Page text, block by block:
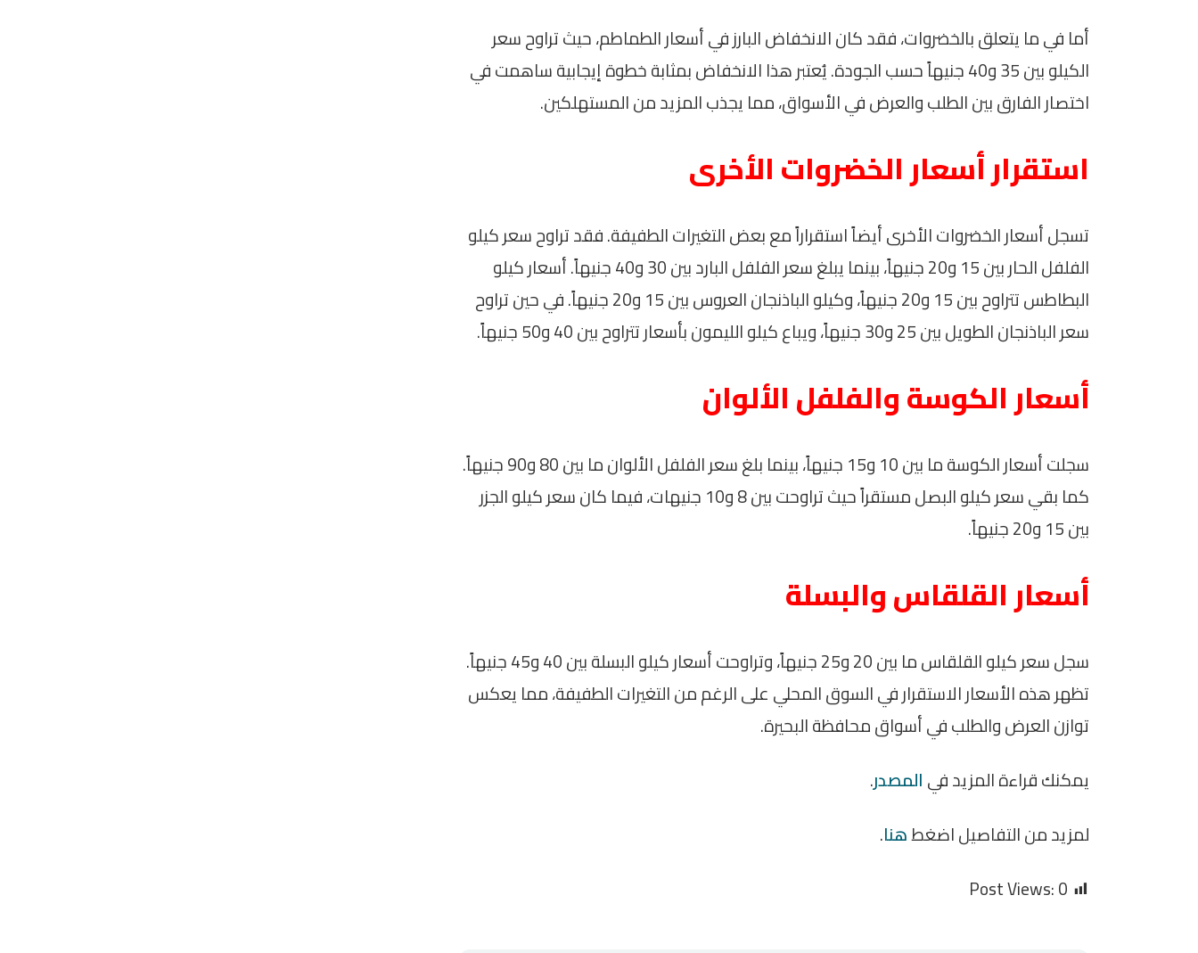
أما في ما يتعلق بالخضروات، فقد كان الانخفاض البارز في أسعار الطماطم، حيث تراوح سعر
الكيلو بين 35 و40 جنيهاً حسب الجودة. يُعتبر هذا الانخفاض بمثابة خطوة إيجابية ساهمت في
اختصار الفارق بين الطلب والعرض في الأسواق، مما يجذب المزيد من المستهلكين.
استقرار أسعار الخضروات الأخرى
تسجل أسعار الخضروات الأخرى أيضاً استقراراً مع بعض التغيرات الطفيفة. فقد تراوح سعر كيلو
الفلفل الحار بين 15 و20 جنيهاً، بينما يبلغ سعر الفلفل البارد بين 30 و40 جنيهاً. أسعار كيلو
البطاطس تتراوح بين 15 و20 جنيهاً، وكيلو الباذنجان العروس بين 15 و20 جنيهاً. في حين تراوح
سعر الباذنجان الطويل بين 25 و30 جنيهاً، ويباع كيلو الليمون بأسعار تتراوح بين 40 و50 جنيهاً.
أسعار الكوسة والفلفل الألوان
سجلت أسعار الكوسة ما بين 10 و15 جنيهاً، بينما بلغ سعر الفلفل الألوان ما بين 80 و90 جنيهاً.
كما بقي سعر كيلو البصل مستقراً حيث تراوحت بين 8 و10 جنيهات، فيما كان سعر كيلو الجزر
بين 15 و20 جنيهاً.
أسعار القلقاس والبسلة
سجل سعر كيلو القلقاس ما بين 20 و25 جنيهاً، وتراوحت أسعار كيلو البسلة بين 40 و45 جنيهاً.
تظهر هذه الأسعار الاستقرار في السوق المحلي على الرغم من التغيرات الطفيفة، مما يعكس
توازن العرض والطلب في أسواق محافظة البحيرة.
يمكنك قراءة المزيد فيالمصدر.
لمزيد من التفاصيل اضغطهنا.
Post Views:0